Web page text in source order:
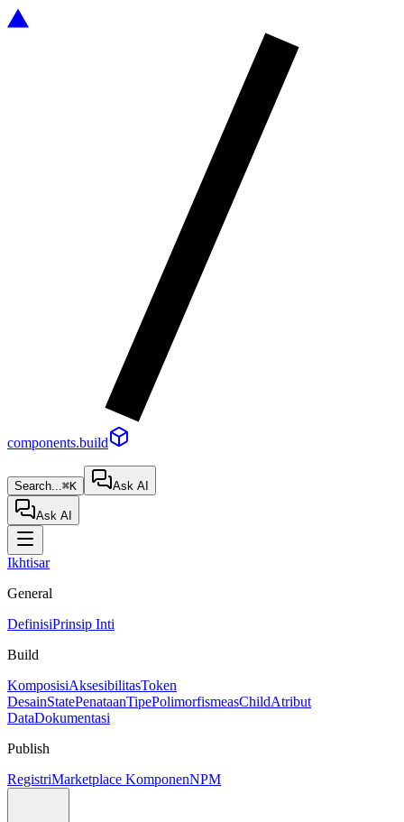
components.build
Search...⌘K Ask AI
Ask AI
Ikhtisar
General
DefinisiPrinsip Inti
Build
KomposisiAksesibilitasToken
DesainStatePenataanTipePolimorfismeasChildAtribut
DataDokumentasi
Publish
RegistriMarketplace KomponenNPM